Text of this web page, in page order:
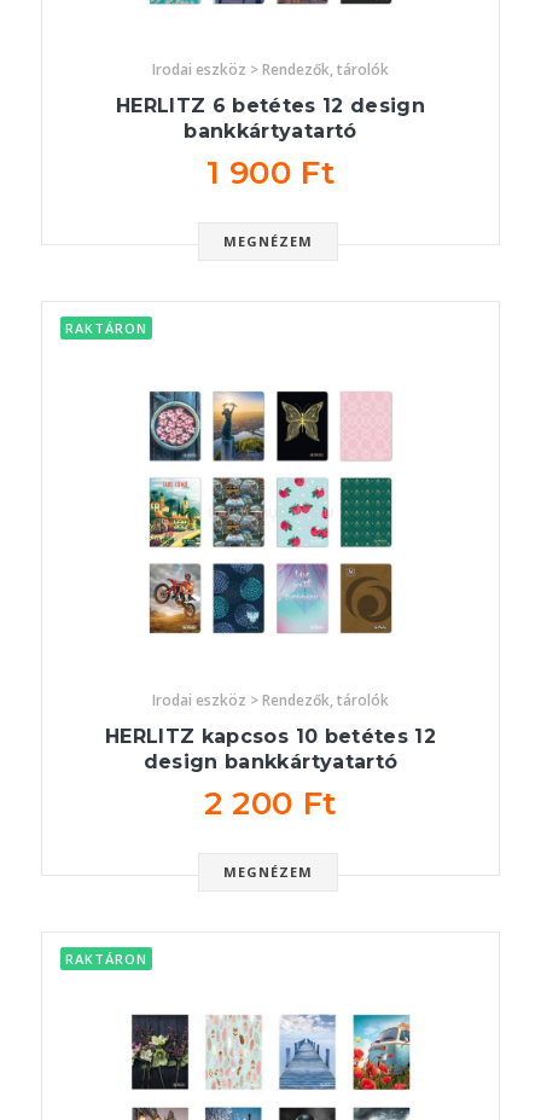
Irodai eszköz > Rendezők, tárolók
HERLITZ 6 betétes 12 design
bankkártyatartó
1 900 Ft
MEGNÉZEM
RAKTÁRON
Irodai eszköz > Rendezők, tárolók
HERLITZ kapcsos 10 betétes 12
design bankkártyatartó
2 200 Ft
MEGNÉZEM
RAKTÁRON